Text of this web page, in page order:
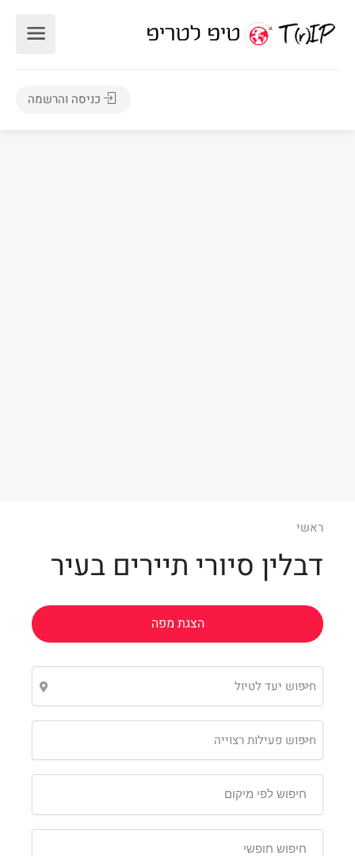
כניסה והרשמה
ראשי
דבלין סיורי תיירים בעיר
הצגת מפה
חיפוש יעד לטיול
חיפוש פעילות רצוייה